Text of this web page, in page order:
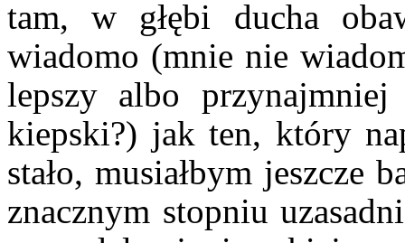
tam, w głębi ducha
wiadomo (mnie nie
lepszy albo
kiepski?) jak ten, który
stało, musiałbym jeszcze
znacznym stopniu